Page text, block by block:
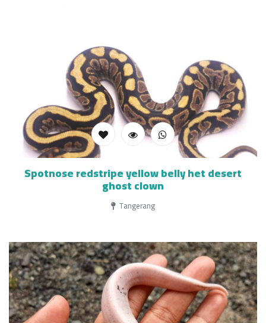
Spotnose redstripe yellow belly het desert
ghost clown
Tangerang